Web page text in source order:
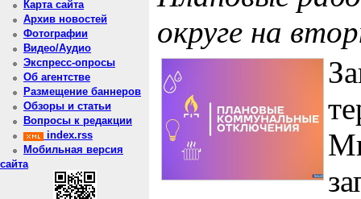
Карта сайта
Архив новостей
Фотографии
Видео/Аудио
Экспресс-опросы
Об агентстве
Размещение баннеров
Обзоры и статьи
Вопросы к редакции
index.rss
Мобильная версия
сайта
округе на